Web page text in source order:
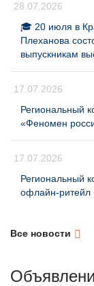
28.07.2026
🎓 20 июля в
Плеханова
выпускникам
17.07.2026
Региональный
«Феномен
17.07.2026
Региональный
офлайн-ритейл
Все новости